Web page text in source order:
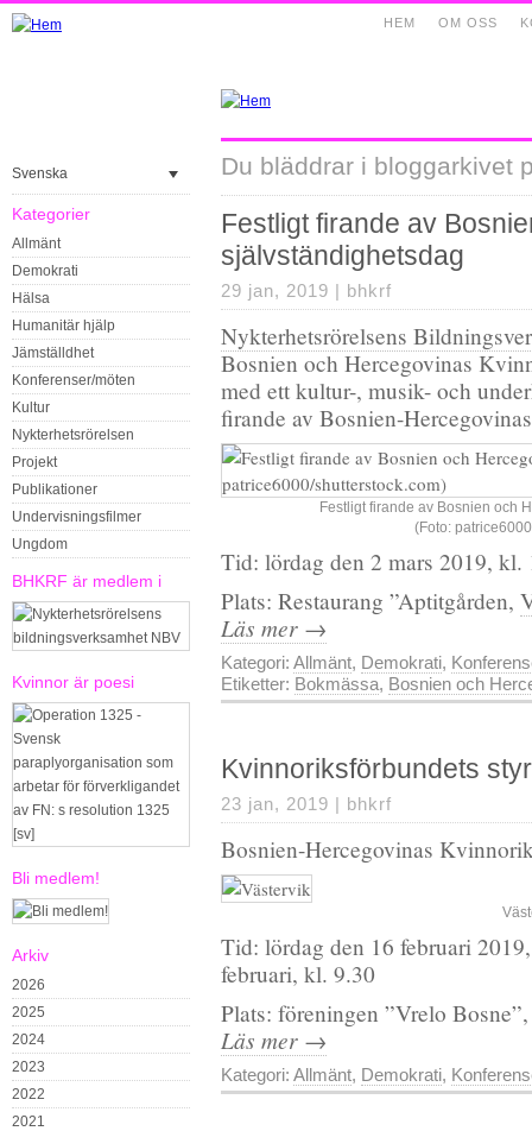
OM OSS
HEM
Svenska
Kategorier
Allmänt
Demokrati
Hälsa
Humanitär hjälp
Jämställdhet
Konferenser/möten
Kultur
Nykterhetsrörelsen
Projekt
Publikationer
Undervisningsfilmer
Ungdom
BHKRF är medlem i
Kvinnor är poesi
Bli medlem!
Arkiv
2026
2025
2024
2023
2022
2021
Du bläddrar i bloggarkivet
Festligt firande av
självständighetsdag
29 jan, 2019 | bhkrf
Nykterhetsrörelsens
Bosnien och Hercegovinas
med ett kultur-, musik- och
firande av Bosnien-
Festligt firande av Bosnien och
(Foto:
Tid: lördag den 2 mars 2019, kl.
Plats: Restaurang ”Aptitgården,
Läs mer →
Kategori: Allmänt, Demokrati,
Etiketter: Bokmässa, Bosnien och
Kvinnoriksförbundets
23 jan, 2019 | bhkrf
Bosnien-Hercegovinas
Tid: lördag den 16 februari
februari, kl. 9.30
Plats: föreningen ”Vrelo
Läs mer →
Kategori: Allmänt, Demokrati,